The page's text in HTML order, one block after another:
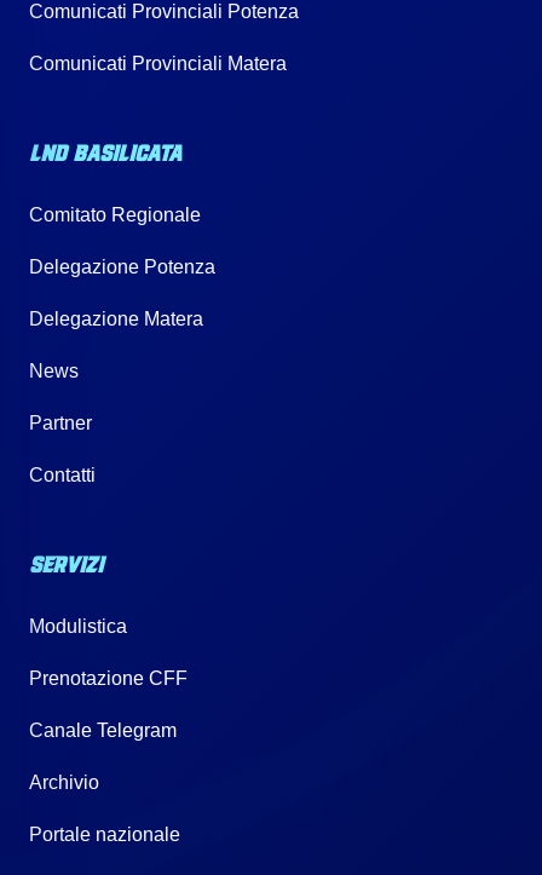
Comunicati Provinciali Potenza
Comunicati Provinciali Matera
LND BASILICATA
Comitato Regionale
Delegazione Potenza
Delegazione Matera
News
Partner
Contatti
SERVIZI
Modulistica
Prenotazione CFF
Canale Telegram
Archivio
Portale nazionale